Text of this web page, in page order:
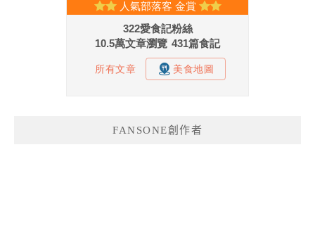
FANSONE創作者